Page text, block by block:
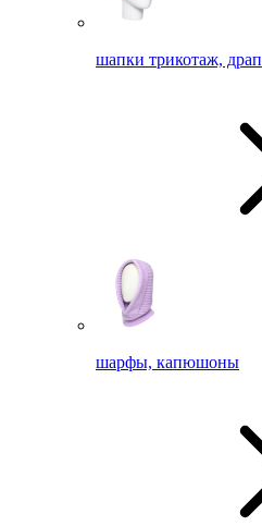
шапки трикотаж, драп
шарфы, капюшоны